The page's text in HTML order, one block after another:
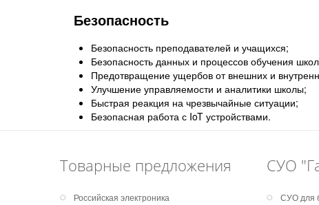
Безопасность
Безопасность преподавателей и учащихся;
Безопасность данных и процессов обучения
Предотвращение ущербов от внешних и
Улучшение управляемости и аналитики школы;
Быстрая реакция на чрезвычайные ситуации;
Безопасная работа с IoT устройствами.
Товарные предложения
Российская электроника
СУО
СУО для